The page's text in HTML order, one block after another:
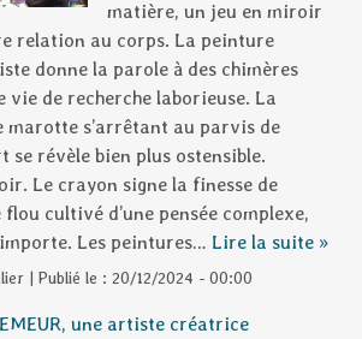
matière, un jeu en miroir
relation au corps. La peinture
donne la parole à des chimères
vie de recherche laborieuse. La
marotte s’arrêtant au parvis de
se révèle bien plus ostensible.
Le crayon signe la finesse de
flou cultivé d’une pensée complexe,
Les peintures… Lire la suite »
| Publié le : 20/12/2024 - 00:00
une artiste créatrice